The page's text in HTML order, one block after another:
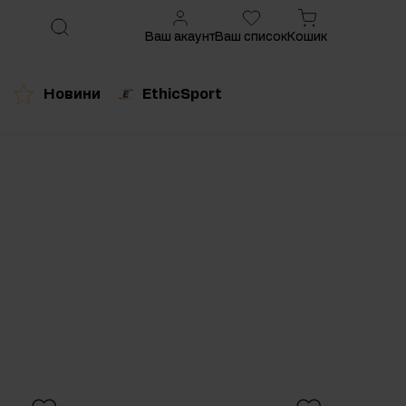
Новини EthicSport
Ваш акаунтВаш списокКошик